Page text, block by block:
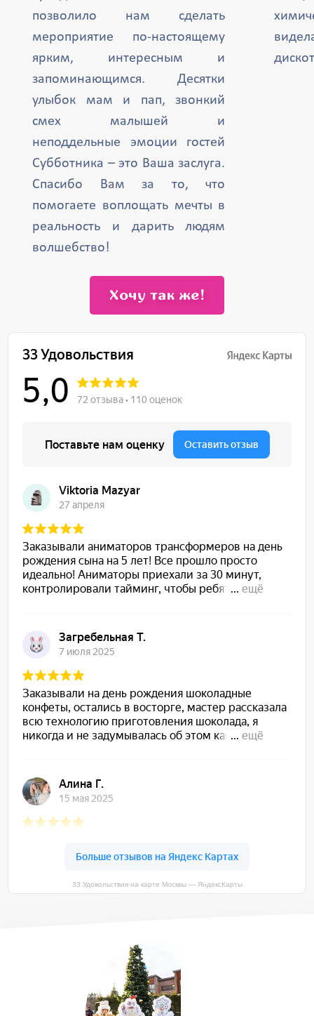
позволило нам сделать
мероприятие по-настоящему
ярким, интересным и
запоминающимся. Десятки
улыбок мам и пап, звонкий
смех малышей и
неподдельные эмоции гостей
Субботника – это Ваша заслуга.
Спасибо Вам за то, что
помогаете воплощать мечты в
реальность и дарить людям
волшебство!
Хочу так же!
33 Удовольствия на карте Москвы — ЯндексКарты